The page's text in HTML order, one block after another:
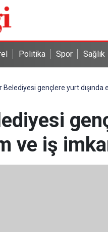
Politika Spor Sağlık
Belediyesi gençlere yurt dışında
ve iş